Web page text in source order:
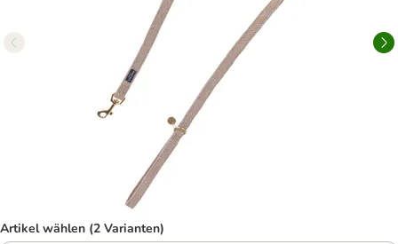
Artikel wählen (2 Varianten)